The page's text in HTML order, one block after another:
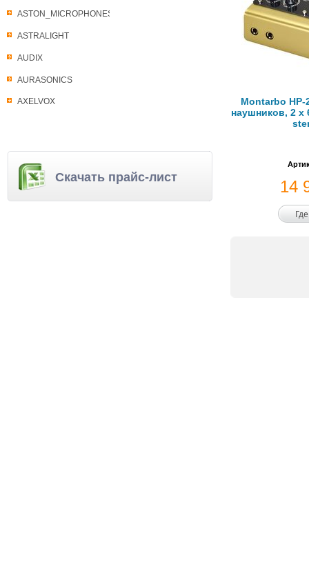
ASTON_MICROPHONES
ASTRALIGHT
AUDIX
AURASONICS
AXELVOX
Скачать прайс-лист
Montarbo
наушников, 2 х
14